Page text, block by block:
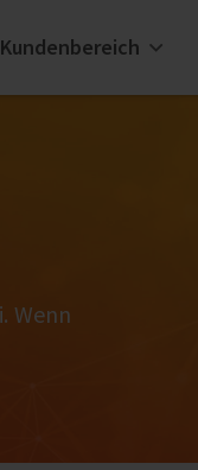
Kundenbereich
Wenn